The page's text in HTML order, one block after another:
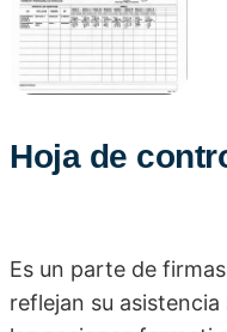
Hoja de
Es un parte de
reflejan su